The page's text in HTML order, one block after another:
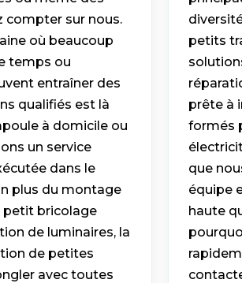
compter sur nous.
où beaucoup
temps ou
entraîner des
qualifiés est là
à domicile ou
un service
dans le
plus du montage
petit bricolage
de luminaires, la
de petites
avec toutes
petits
prête à
formés
que
équipe
haute